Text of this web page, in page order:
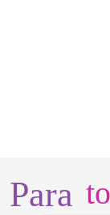
Para